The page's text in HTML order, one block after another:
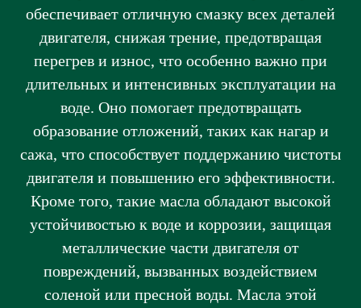
обеспечивает отличную смазку всех деталей
двигателя, снижая трение, предотвращая
перегрев и износ, что особенно важно при
длительных и интенсивных эксплуатации на
воде. Оно помогает предотвращать
образование отложений, таких как нагар и
сажа, что способствует поддержанию чистоты
двигателя и повышению его эффективности.
Кроме того, такие масла обладают высокой
устойчивостью к воде и коррозии, защищая
металлические части двигателя от
повреждений, вызванных воздействием
соленой или пресной воды. Масла этой